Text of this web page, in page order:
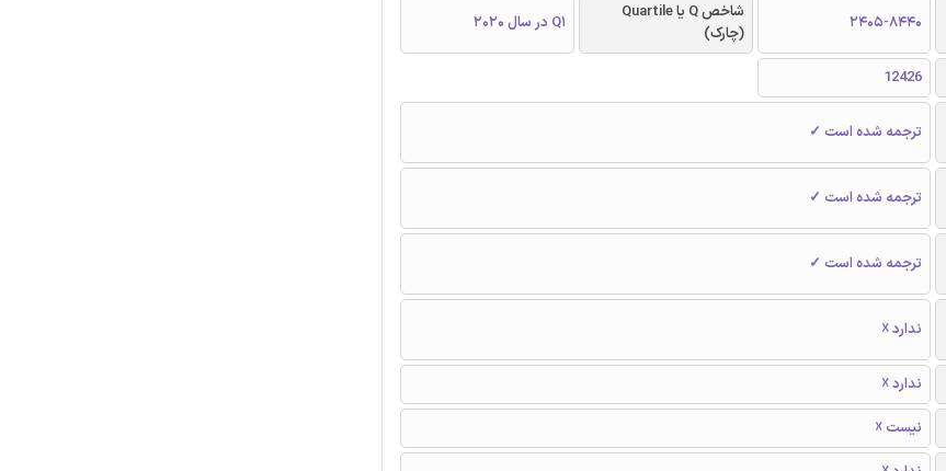
2405-8440
شاخص Q یا Quartile
(چارک)
Q1 در سال 2020
12426
ترجمه شده است ✓
ترجمه شده است ✓
ترجمه شده است ✓
ندارد ☓
ندارد ☓
نیست ☓